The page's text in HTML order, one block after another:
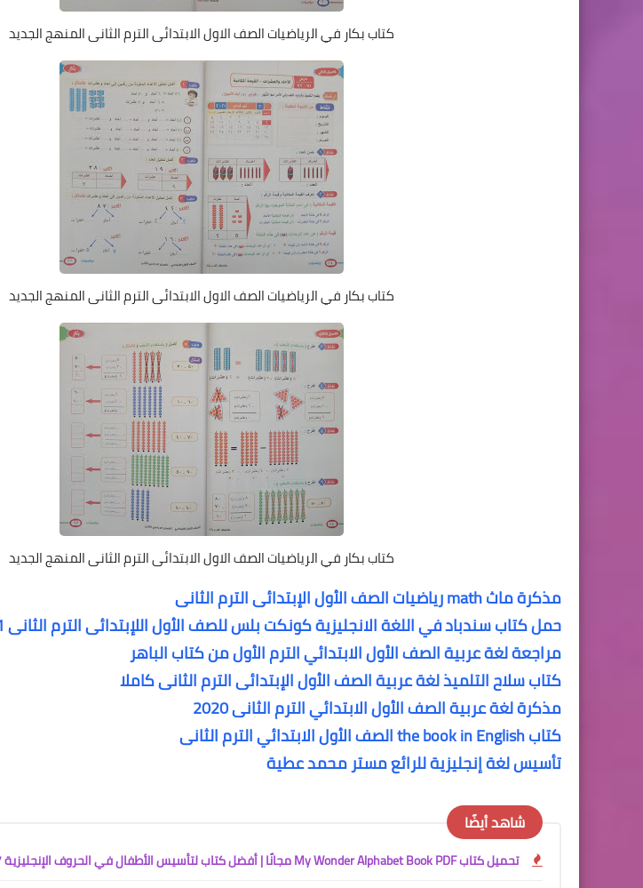
كتاب بكار في الرياضيات الصف الاول الابتدائى الترم الثانى المنهج الجديد
كتاب بكار في الرياضيات الصف الاول الابتدائى الترم الثانى المنهج الجديد
كتاب بكار في الرياضيات الصف الاول الابتدائى الترم الثانى المنهج الجديد
مذكرة ماث math رياضيات الصف الأول الإبتدائى الترم الثانى
حمل كتاب سندباد في اللغة الانجليزية كونكت بلس للصف الأول اللإبتدائى الترم الثانى connect plus 1
مراجعة لغة عربية الصف الأول الابتدائي الترم الأول من كتاب الباهر
كتاب سلاح التلميذ لغة عربية الصف الأول الإبتدائى الترم الثانى كاملا
مذكرة لغة عربية الصف الأول الابتدائي الترم الثانى 2020
كتاب the book in English الصف الأول الابتدائي الترم الثانى
تأسيس لغة إنجليزية للرائع مستر محمد عطية
شاهد أيضًا
تحميل كتاب My Wonder Alphabet Book PDF مجانًا | أفضل كتاب لتأسيس الأطفال في الحروف الإنجليزية 2027